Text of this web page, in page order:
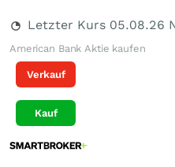
Letzter Kurs 05.08.26
American Bank Aktie kaufen
Verkauf
Kauf